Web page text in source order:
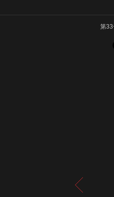
第33